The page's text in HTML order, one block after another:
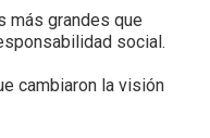
más grandes que
social.
cambiaron la visión